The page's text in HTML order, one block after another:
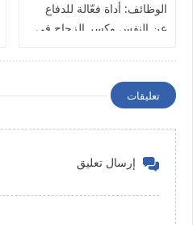
الوظائف: أداة فعّالة للدفاع
عن النفس وكسر الزجاج في
تعليقات
إرسال تعليق